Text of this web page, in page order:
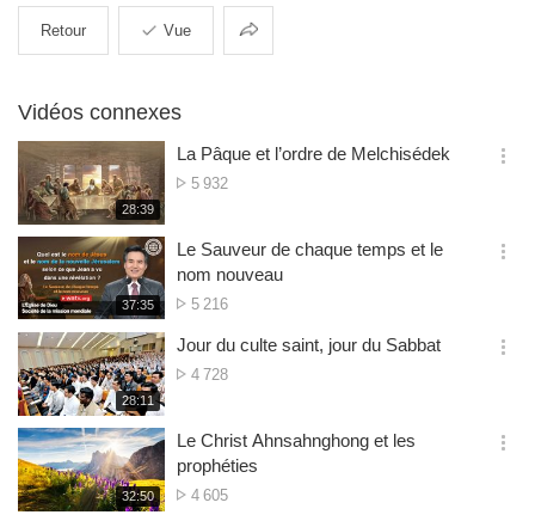
Retour Vue Partager
Vidéos connexes
재
생
시
간
28:39
La Pâque et l’ordre de Melchisédek
Nombre
5 932
옵
기
재
생
시
간
37:35
Le Sauveur de chaque temps et le
nom nouveau
Nombre
visualisations
5 216
옵
기
재
생
시
간
28:11
Jour du culte saint, jour du Sabbat
Nombre
4 728
옵
기
재
생
32:50
Le Christ Ahnsahnghong et les
prophéties
Nombre
4 605
옵